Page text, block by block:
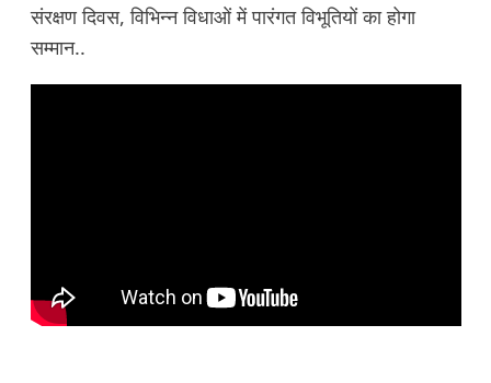
संरक्षण दिवस, विभिन्न विधाओं में पारंगत विभूतियों का होगा
सम्मान..